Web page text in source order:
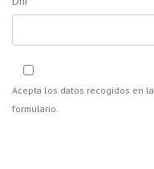
Acepta los datos recogidos en la
formulario.